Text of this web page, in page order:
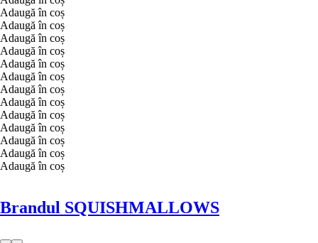
Adaugă în coș
Adaugă în coș
Adaugă în coș
Adaugă în coș
Adaugă în coș
Adaugă în coș
Adaugă în coș
Adaugă în coș
Adaugă în coș
Adaugă în coș
Adaugă în coș
Adaugă în coș
Adaugă în coș
Brandul SQUISHMALLOWS